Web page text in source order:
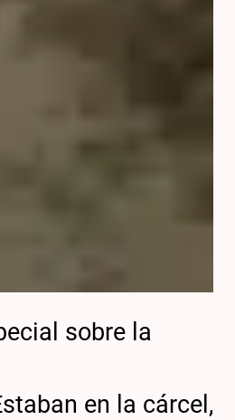
sobre la
en la cárcel,